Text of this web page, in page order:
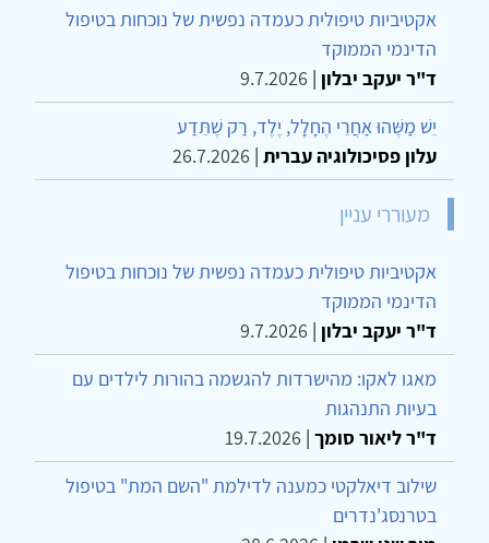
אקטיביות טיפולית כעמדה נפשית של נוכחות בטיפול
הדינמי הממוקד
ד"ר יעקב יבלון |
9.7.2026
יֵשׁ מַשֶּׁהוּ אַחֲרֵי הֶחָלָל, יֶלֶד, רַק שֶׁתֵּדַע
עלון פסיכולוגיה עברית |
26.7.2026
מעוררי עניין
אקטיביות טיפולית כעמדה נפשית של נוכחות בטיפול
הדינמי הממוקד
ד"ר יעקב יבלון |
9.7.2026
מאגו לאקו: מהישרדות להגשמה בהורות לילדים עם
בעיות התנהגות
ד"ר ליאור סומך |
19.7.2026
שילוב דיאלקטי כמענה לדילמת "השם המת" בטיפול
בטרנסג'נדרים